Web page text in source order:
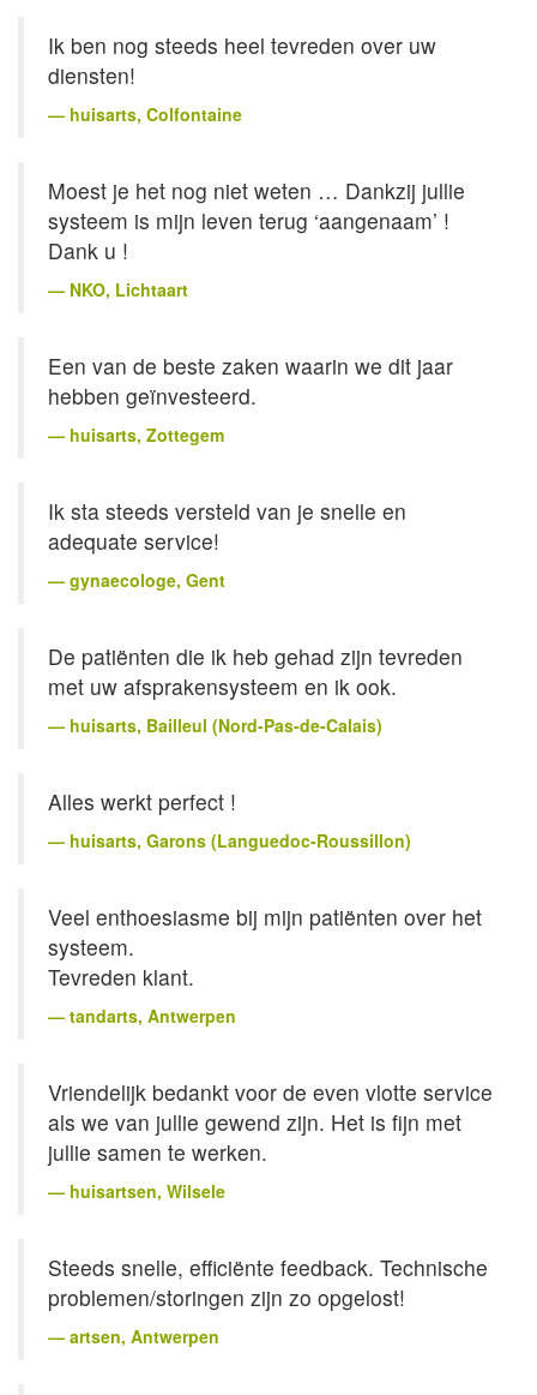
Ik ben nog steeds heel tevreden over uw
diensten!
huisarts, Colfontaine
Moest je het nog niet weten … Dankzij jullie
systeem is mijn leven terug ‘aangenaam’ !
Dank u !
NKO, Lichtaart
Een van de beste zaken waarin we dit jaar
hebben geïnvesteerd.
huisarts, Zottegem
Ik sta steeds versteld van je snelle en
adequate service!
gynaecologe, Gent
De patiënten die ik heb gehad zijn tevreden
met uw afsprakensysteem en ik ook.
huisarts, Bailleul (Nord-Pas-de-Calais)
Alles werkt perfect !
huisarts, Garons (Languedoc-Roussillon)
Veel enthoesiasme bij mijn patiënten over het
systeem.
Tevreden klant.
tandarts, Antwerpen
Vriendelijk bedankt voor de even vlotte service
als we van jullie gewend zijn. Het is fijn met
jullie samen te werken.
huisartsen, Wilsele
Steeds snelle, efficiënte feedback. Technische
problemen/storingen zijn zo opgelost!
artsen, Antwerpen